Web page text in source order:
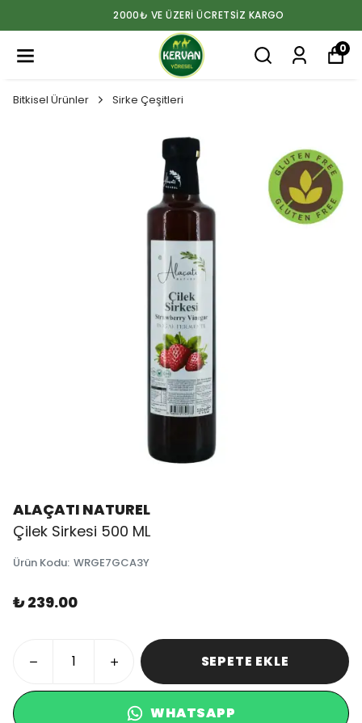
2000₺ VE ÜZERİ ÜCRETSİZ KARGO
0
Bitkisel Ürünler Sirke Çeşitleri
ALAÇATI NATUREL
Çilek Sirkesi 500 ML
Ürün Kodu: WRGE7GCA3Y
₺ 239.00
SEPETE EKLE
WHATSAPP